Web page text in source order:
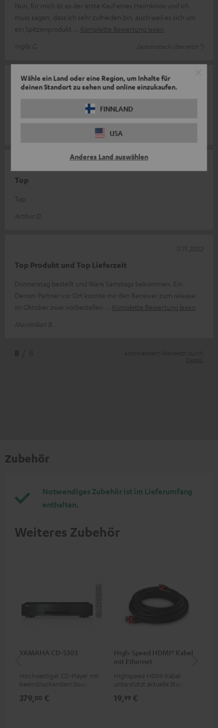
Wähle ein Land oder eine Region, um Inhalte für
deinen Standort zu sehen und online einzukaufen.
FINNLAND
USA
Anderes Land auswählen
Nun, für mich ist es der erste Kauf eines Heimkinos und ich
muss sagen, dass ich sehr zufrieden bin, auch weil es sich um
ein Spitzenprodukt
Komplette Bewertung lesen
Inglis G.
(automatisch übersetzt *)
Perfekte Ergänzung zu meinem bisherigen System
Top
Top
Arthur D.
Top Produkt und Top Lieferzeit
Donnerstag bestellt und Ware Samstags bekommen. Ein
Denon-Partner vor Ort konnte mir den Receiver zum release
im Oktober zwar vorbestellen
Komplette Bewertung lesen
Maximilian B.
11.11.2022
Zubehör
Notwendiges Zubehör ist im Lieferumfang
enthalten.
Weiteres Zubehör
YAMAHA CD-S303
Hochwertiger CD-Player mit
beeindruckendem Sound und
379,00 €
High-Speed HDMI® Kabel
mit Ethernet
Highspeed HDMI-Kabel
unterstützt aktuelle Standards
19,99 €